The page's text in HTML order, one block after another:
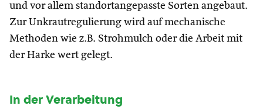
und vor allem standortangepasste Sorten angebaut.
Zur Unkrautregulierung wird auf mechanische
Methoden wie z.B. Strohmulch oder die Arbeit mit
der Harke wert gelegt.
In der Verarbeitung